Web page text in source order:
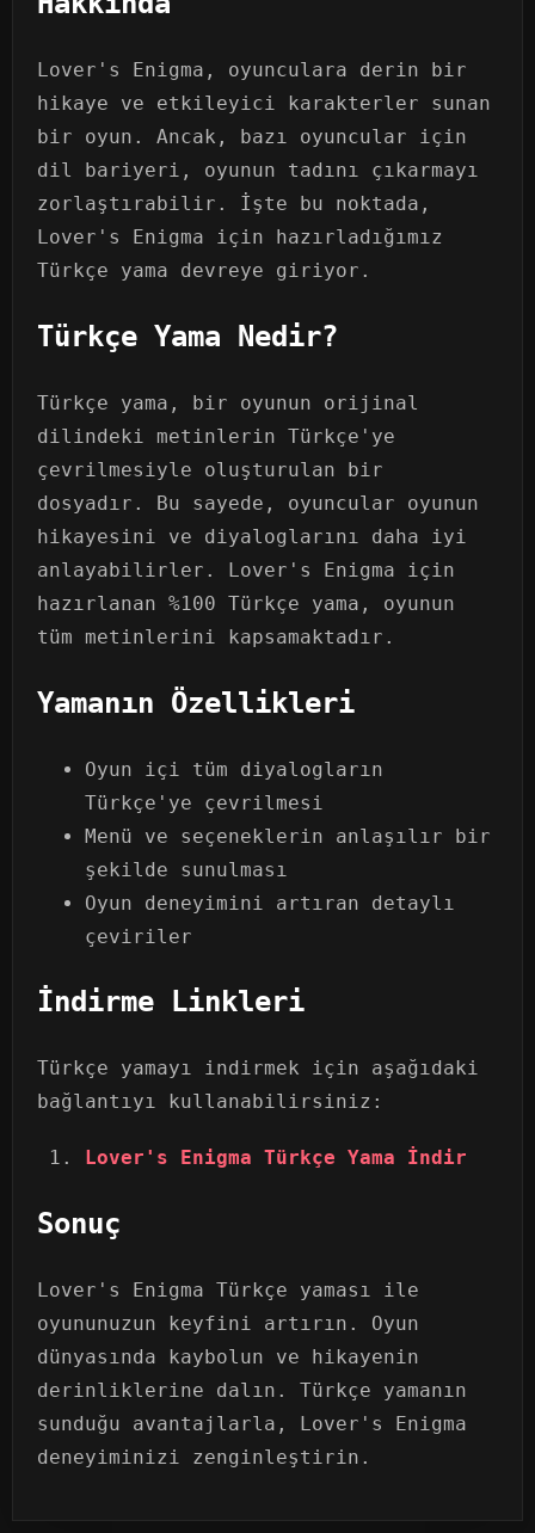
Lover's Enigma, oyunculara derin bir
hikaye ve etkileyici karakterler sunan
bir oyun. Ancak, bazı oyuncular için
dil bariyeri, oyunun tadını çıkarmayı
zorlaştırabilir. İşte bu noktada,
Lover's Enigma için hazırladığımız
Türkçe yama devreye giriyor.
Türkçe Yama Nedir?
Türkçe yama, bir oyunun orijinal
dilindeki metinlerin Türkçe'ye
çevrilmesiyle oluşturulan bir
dosyadır. Bu sayede, oyuncular oyunun
hikayesini ve diyaloglarını daha iyi
anlayabilirler. Lover's Enigma için
hazırlanan %100 Türkçe yama, oyunun
tüm metinlerini kapsamaktadır.
Yamanın Özellikleri
Oyun içi tüm diyalogların
Türkçe'ye çevrilmesi
Menü ve seçeneklerin anlaşılır bir
şekilde sunulması
Oyun deneyimini artıran detaylı
çeviriler
İndirme Linkleri
Türkçe yamayı indirmek için aşağıdaki
bağlantıyı kullanabilirsiniz:
Lover's Enigma Türkçe Yama İndir
Sonuç
Lover's Enigma Türkçe yaması ile
oyununuzun keyfini artırın. Oyun
dünyasında kaybolun ve hikayenin
derinliklerine dalın. Türkçe yamanın
sunduğu avantajlarla, Lover's Enigma
deneyiminizi zenginleştirin.